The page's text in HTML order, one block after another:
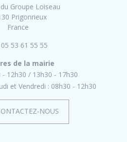
Groupe Loiseau
Prigonrieux
France
05 53 61 55 55
de la mairie
- 12h30
13h30 - 17h30
et Vendredi : 08h30 - 12h30
NOUS